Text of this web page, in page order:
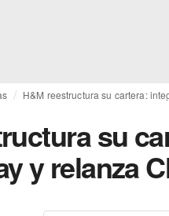
H&M reestructura su cartera:
su
y relanza